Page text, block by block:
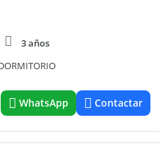
3 años
WhatsApp Contactar